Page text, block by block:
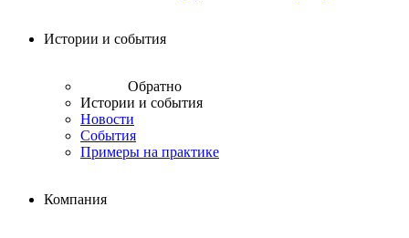
Истории и события
Обратно
Истории и события
Новости
События
Примеры на практике
Компания